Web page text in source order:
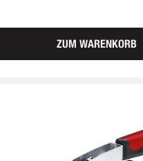
ZUM WARENKORB